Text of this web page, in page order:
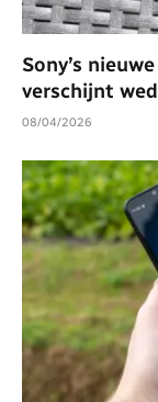
Sony’s
verschijnt
08/04/2026